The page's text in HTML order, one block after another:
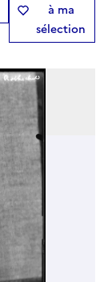
à ma
sélection